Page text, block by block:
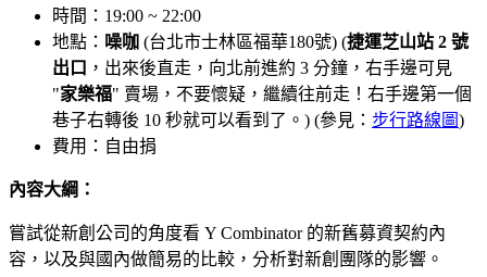
時間：19:00 ~ 22:00
地點： 噪咖 (台北市士林區福華180號) (捷運芝山站 2 號
出口 ，出來後直走，向北前進約 3 分鐘，右手邊可見
"家樂福" 賣場，不要懷疑，繼續往前走！右手邊第一個
巷子右轉後 10 秒就可以看到了。) (參見： 步行路線圖)
費用：自由捐
內容大綱：
嘗試從新創公司的角度看 Y Combinator 的新舊募資契約內
容，以及與國內做簡易的比較，分析對新創團隊的影響。